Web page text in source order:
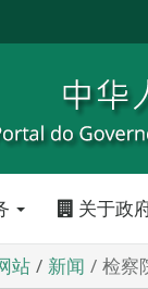
关于政
站 新闻 检察